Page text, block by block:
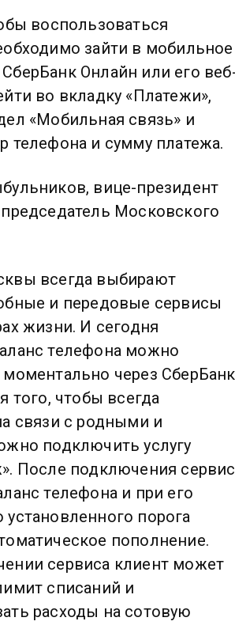
воспользоваться
зайти в мобильное
Онлайн или его
во вкладку «Платежи»,
«Мобильная связь» и
телефона и сумму платежа.
вице-президент
Московского
всегда выбирают
и передовые сервисы
жизни. И сегодня
телефона можно
моментально через СберБанк
того, чтобы всегда
связи с родными и
подключить услугу
После подключения сервис
телефона и при его
порога
пополнение.
сервиса клиент может
списаний и
расходы на сотовую